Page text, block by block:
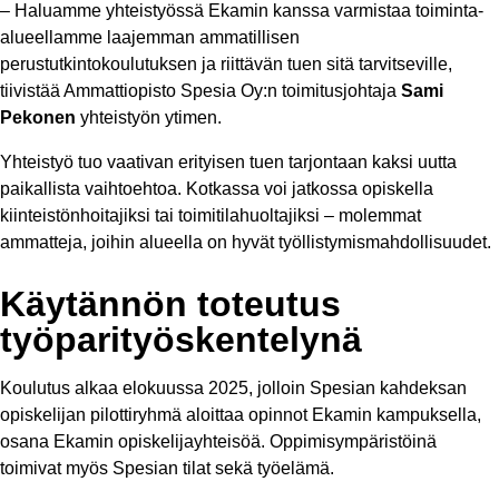
– Haluamme yhteistyössä Ekamin kanssa varmistaa toiminta-
alueellamme laajemman ammatillisen
perustutkintokoulutuksen ja riittävän tuen sitä tarvitseville,
tiivistää Ammattiopisto Spesia Oy:n toimitusjohtaja Sami
Pekonen yhteistyön ytimen.​​
Yhteistyö tuo vaativan erityisen tuen tarjontaan kaksi uutta
paikallista vaihtoehtoa. Kotkassa voi jatkossa opiskella
kiinteistönhoitajiksi tai toimitilahuoltajiksi – molemmat
ammatteja, joihin alueella on hyvät työllistymismahdollisuudet.
Käytännön toteutus
työparityöskentelynä
Koulutus alkaa elokuussa 2025, jolloin Spesian kahdeksan
opiskelijan pilottiryhmä aloittaa opinnot Ekamin kampuksella,
osana Ekamin opiskelijayhteisöä. Oppimisympäristöinä
toimivat myös Spesian tilat sekä työelämä.